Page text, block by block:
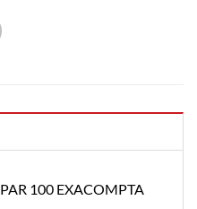
100 EXACOMPTA